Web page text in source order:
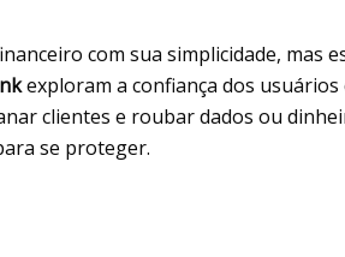
com sua simplicidade, mas
exploram a confiança dos usuários
clientes e roubar dados ou
se proteger.